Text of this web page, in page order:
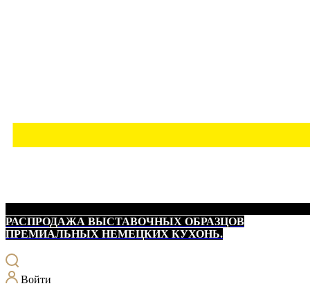
РАСПРОДАЖА ВЫСТАВОЧНЫХ ОБРАЗЦОВ
ПРЕМИАЛЬНЫХ НЕМЕЦКИХ КУХОНЬ.
Войти